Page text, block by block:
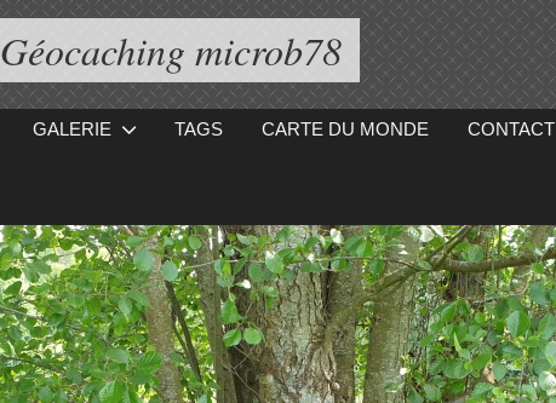
Géocaching microb78
GALERIE TAGS CARTE DU MONDE CONTACT